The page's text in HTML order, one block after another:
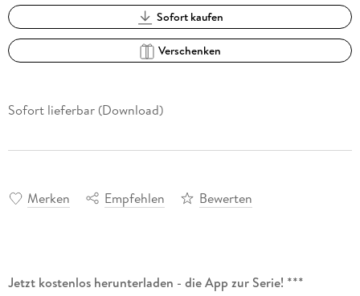
Sofort kaufen
Verschenken
Sofort lieferbar (Download)
Merken Empfehlen Bewerten
Jetzt kostenlos herunterladen - die App zur Serie! ***